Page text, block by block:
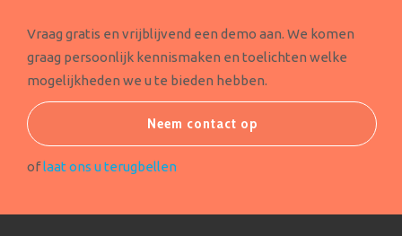
Vraag gratis en vrijblijvend een demo aan. We komen
graag persoonlijk kennismaken en toelichten welke
mogelijkheden we u te bieden hebben.
Neem contact op
oflaat ons u terugbellen